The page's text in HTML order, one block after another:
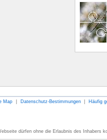
Map | Datenschutz-Bestimmungen | Häufig
dürfen ohne die Erlaubnis des Inhabers